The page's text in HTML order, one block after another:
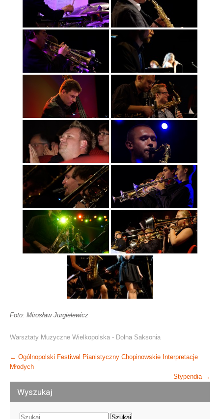
Foto: Mirosław Jurgielewicz
Warsztaty Muzyczne Wielkopolska - Dolna Saksonia
Post
navigation
← Ogólnopolski Festiwal Pianistyczny Chopinowskie Interpretacje
Młodych
Stypendia →
Wyszukaj